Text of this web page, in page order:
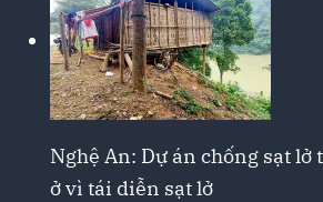
Nghệ An: Dự án chống sạt
ở vì tái diễn sạt lở